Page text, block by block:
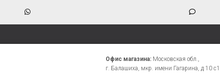
Офис магазина: Московская обл.,
г. Балашиха, мкр. имени Гагарина, д 10 с1